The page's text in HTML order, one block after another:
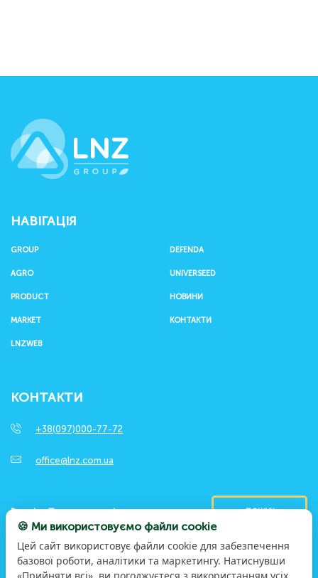
НАВІГАЦІЯ
GROUP
AGRO
PRODUCT
MARKET
DEFENDA
UNIVERSEED
НОВИНИ
КОНТАКТИ
LNZWEB
КОНТАКТИ
+38(097)000-77-72
office@lnz.com.ua
ПОШУК
🍪 Ми використовуємо файли cookie
Цей сайт використовує файли cookie для забезпечення
базової роботи, аналітики та маркетингу. Натиснувши